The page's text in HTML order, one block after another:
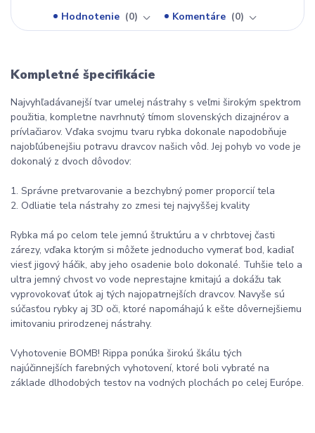
Hodnotenie
0 Komentáre 0
Kompletné špecifikácie
Najvyhľadávanejší tvar umelej nástrahy s veľmi širokým spektrom
použitia, kompletne navrhnutý tímom slovenských dizajnérov a
prívlačiarov. Vďaka svojmu tvaru rybka dokonale napodobňuje
najobľúbenejšiu potravu dravcov našich vôd. Jej pohyb vo vode je
dokonalý z dvoch dôvodov:
1. Správne pretvarovanie a bezchybný pomer proporcií tela
2. Odliatie tela nástrahy zo zmesi tej najvyššej kvality
Rybka má po celom tele jemnú štruktúru a v chrbtovej časti
zárezy, vďaka ktorým si môžete jednoducho vymerať bod, kadiaľ
viesť jigový háčik, aby jeho osadenie bolo dokonalé. Tuhšie telo a
ultra jemný chvost vo vode neprestajne kmitajú a dokážu tak
vyprovokovať útok aj tých najopatrnejších dravcov. Navyše sú
súčasťou rybky aj 3D oči, ktoré napomáhajú k ešte dôvernejšiemu
imitovaniu prirodzenej nástrahy.
Vyhotovenie BOMB! Rippa ponúka širokú škálu tých
najúčinnejších farebných vyhotovení, ktoré boli vybraté na
základe dlhodobých testov na vodných plochách po celej Európe.